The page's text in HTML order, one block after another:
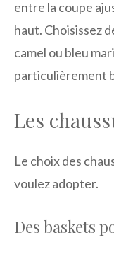
entre la coupe
haut. Choisissez
camel ou bleu
particulièrement
Les
Le choix des
voulez adopter.
Des baskets